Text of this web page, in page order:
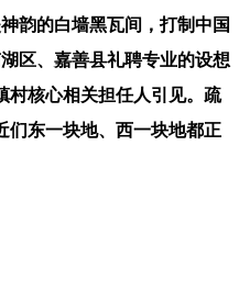
韵的白墙黑瓦间，打制中国
区、嘉善县礼聘专业的设想
村核心相关担任人引见。疏
们东一块地、西一块地都正